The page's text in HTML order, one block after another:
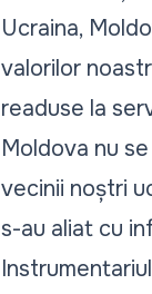
Ucraina,
valorilor
readuse la
Moldova nu
vecinii noștri
s-au aliat cu